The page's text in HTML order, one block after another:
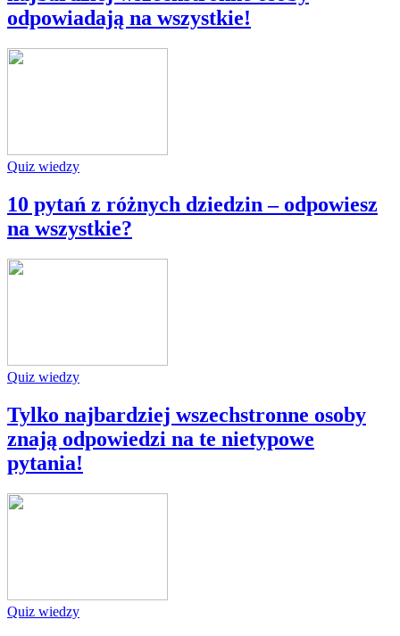
odpowiadają na wszystkie!
Quiz wiedzy
10 pytań z różnych dziedzin – odpowiesz
na wszystkie?
Quiz wiedzy
Tylko najbardziej wszechstronne osoby
znają odpowiedzi na te nietypowe
pytania!
Quiz wiedzy